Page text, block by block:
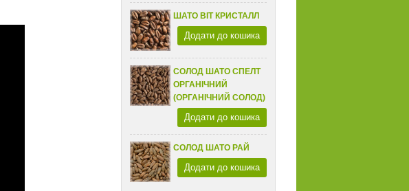
ШАТО ВІТ КРИСТАЛЛ
Додати до кошика
СОЛОД ШАТО СПЕЛТ
ОРГАНІЧНИЙ
(ОРГАНІЧНИЙ СОЛОД)
Додати до кошика
СОЛОД ШАТО РАЙ
Додати до кошика